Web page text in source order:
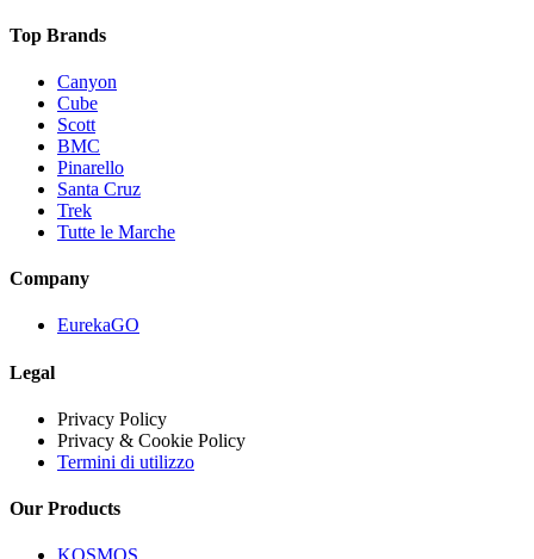
Top Brands
Canyon
Cube
Scott
BMC
Pinarello
Santa Cruz
Trek
Tutte le Marche
Company
EurekaGO
Legal
Privacy Policy
Privacy & Cookie Policy
Termini di utilizzo
Our Products